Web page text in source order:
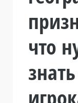
что
знать